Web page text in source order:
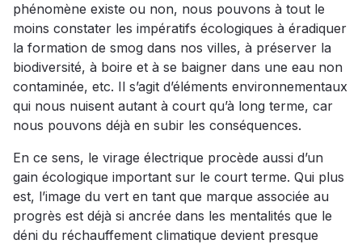
phénomène existe ou non, nous pouvons à tout le
moins constater les impératifs écologiques à éradiquer
la formation de smog dans nos villes, à préserver la
biodiversité, à boire et à se baigner dans une eau non
contaminée, etc. Il s’agit d’éléments environnementaux
qui nous nuisent autant à court qu’à long terme, car
nous pouvons déjà en subir les conséquences.
En ce sens, le virage électrique procède aussi d’un
gain écologique important sur le court terme. Qui plus
est, l’image du vert en tant que marque associée au
progrès est déjà si ancrée dans les mentalités que le
déni du réchauffement climatique devient presque